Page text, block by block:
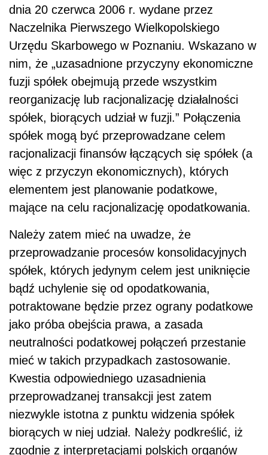
dnia 20 czerwca 2006 r. wydane przez
Naczelnika Pierwszego Wielkopolskiego
Urzędu Skarbowego w Poznaniu. Wskazano w
nim, że „uzasadnione przyczyny ekonomiczne
fuzji spółek obejmują przede wszystkim
reorganizację lub racjonalizację działalności
spółek, biorących udział w fuzji.” Połączenia
spółek mogą być przeprowadzane celem
racjonalizacji finansów łączących się spółek (a
więc z przyczyn ekonomicznych), których
elementem jest planowanie podatkowe,
mające na celu racjonalizację opodatkowania.
Należy zatem mieć na uwadze, że
przeprowadzanie procesów konsolidacyjnych
spółek, których jedynym celem jest uniknięcie
bądź uchylenie się od opodatkowania,
potraktowane będzie przez ograny podatkowe
jako próba obejścia prawa, a zasada
neutralności podatkowej połączeń przestanie
mieć w takich przypadkach zastosowanie.
Kwestia odpowiedniego uzasadnienia
przeprowadzanej transakcji jest zatem
niezwykle istotna z punktu widzenia spółek
biorących w niej udział. Należy podkreślić, iż
zgodnie z interpretacjami polskich organów